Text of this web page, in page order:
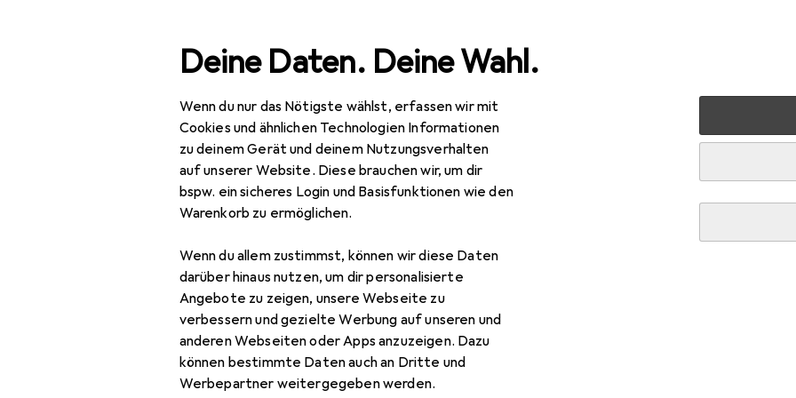
Deine Daten. Deine Wahl.
Wenn du nur das Nötigste wählst, erfassen wir mit
Cookies und ähnlichen Technologien Informationen
zu deinem Gerät und deinem Nutzungsverhalten
auf unserer Website. Diese brauchen wir, um dir
bspw. ein sicheres Login und Basisfunktionen wie den
Warenkorb zu ermöglichen.
Wenn du allem zustimmst, können wir diese Daten
darüber hinaus nutzen, um dir personalisierte
Angebote zu zeigen, unsere Webseite zu
verbessern und gezielte Werbung auf unseren und
anderen Webseiten oder Apps anzuzeigen. Dazu
können bestimmte Daten auch an Dritte und
Werbepartner weitergegeben werden.
Navigation nach Kategorien Gesamtsortiment Haushalt Reisegepäck + Zubehör Heys Fashion
EUR
100,–
Fashion Ride-On - Aufsitzgepäck Königliche
Zubehör für Heys Fashion Ride-On -
Kutsche